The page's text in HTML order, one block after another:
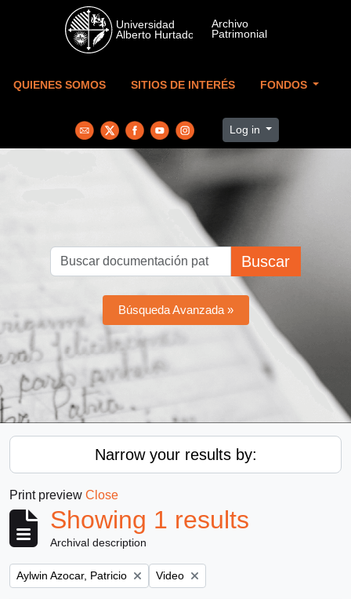
Skip to main content
QUIENES SOMOS SITIOS DE INTERÉS FONDOS
Log in
Buscar
Búsqueda Avanzada »
Narrow your results by:
Print preview Close
Showing 1 results
Archival description
Remove filter:
Aylwin Azocar, Patricio Remove filter:
Video